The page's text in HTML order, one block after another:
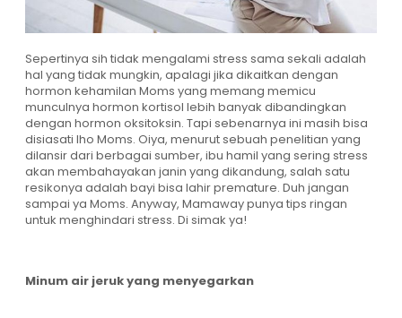
Sepertinya sih tidak mengalami stress sama sekali adalah
hal yang tidak mungkin, apalagi jika dikaitkan dengan
hormon kehamilan Moms yang memang memicu
munculnya hormon kortisol lebih banyak dibandingkan
dengan hormon oksitoksin. Tapi sebenarnya ini masih bisa
disiasati lho Moms. Oiya, menurut sebuah penelitian yang
dilansir dari berbagai sumber, ibu hamil yang sering stress
akan membahayakan janin yang dikandung, salah satu
resikonya adalah bayi bisa lahir premature. Duh jangan
sampai ya Moms. Anyway, Mamaway punya tips ringan
untuk menghindari stress. Di simak ya!
Minum air jeruk yang menyegarkan